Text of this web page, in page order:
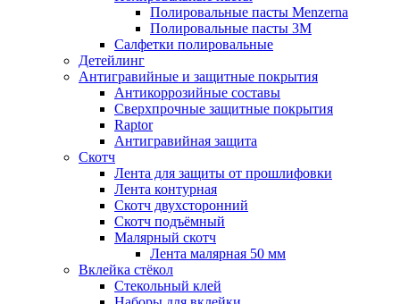
Полировальные пасты Menzerna
Полировальные пасты 3M
Салфетки полировальные
Детейлинг
Антигравийные и защитные покрытия
Антикоррозийные составы
Сверхпрочные защитные покрытия
Raptor
Антигравийная защита
Скотч
Лента для защиты от прошлифовки
Лента контурная
Скотч двухсторонний
Скотч подъёмный
Малярный скотч
Лента малярная 50 мм
Вклейка стёкол
Стекольный клей